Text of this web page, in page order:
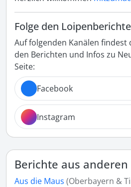
Folge den
Auf folgenden Kanälen findest
den Berichten und Infos zu
Seite:
Facebook
Instagram
Berichte aus anderen
Aus die Maus (Oberbayern &